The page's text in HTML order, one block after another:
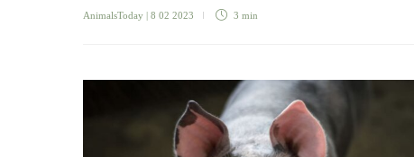
AnimalsToday | 8 02 2023 3 min